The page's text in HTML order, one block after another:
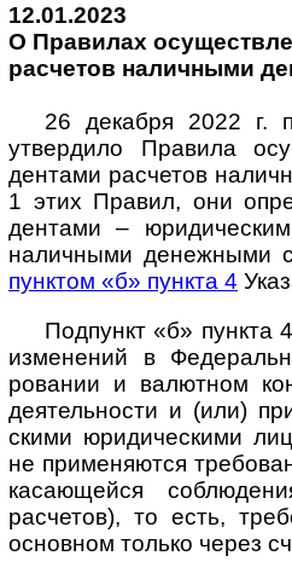
12.01.2023
О Правилах
рас­че­тов на­лич­ны­ми
26 декабря 2022 г.
утвердило Правила
дентами расчетов
1 этих Правил, они
дентами –
налич­ными денежными
пунк­том «б» пункта 4
Подпункт «б» пункта
изме­нений в
ровании и валют­ном
деятель­ности и (или)
скими юриди­ческими
не приме­няются
каса­ющейся
расчетов), то есть,
основ­ном только через